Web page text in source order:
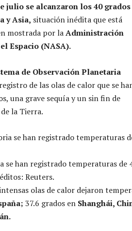
julio se alcanzaron los 40 grados
y Asia, situación inédita que está
mostrada por laAdministración
Espacio (NASA).
de Observación Planetaria
de las olas de calor que se
una grave sequía y un sin fin de
la Tierra.
se han registrado temperaturas de
Reuters.
olas de calor dejaron
37.6 grados en Shanghái,